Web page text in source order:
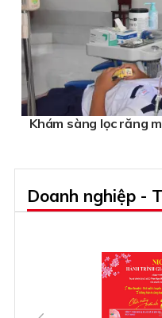
Khám sàng lọc răng
Doanh nghiệp -